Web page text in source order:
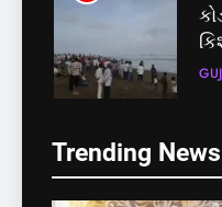
Trending News